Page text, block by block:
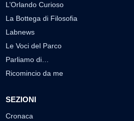
L’Orlando Curioso
La Bottega di Filosofia
Labnews
Le Voci del Parco
Parliamo di…
Ricomincio da me
SEZIONI
Cronaca